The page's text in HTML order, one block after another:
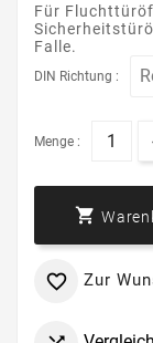
Für
Falle.
DIN Richtung :
Menge :

 Zur